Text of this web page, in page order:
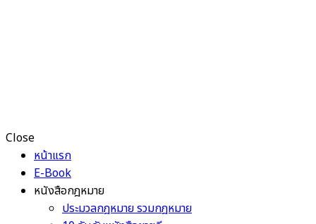
Close
หน้าแรก
E-Book
หนังสือกฎหมาย
ประมวลกฎหมาย รวมกฎหมาย